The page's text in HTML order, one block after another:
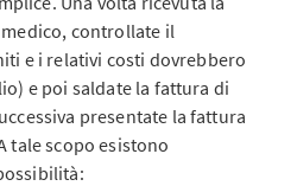
controllate il
e i relativi costi dovrebbero
e poi saldate la fattura di
presentate la fattura
tale scopo esistono